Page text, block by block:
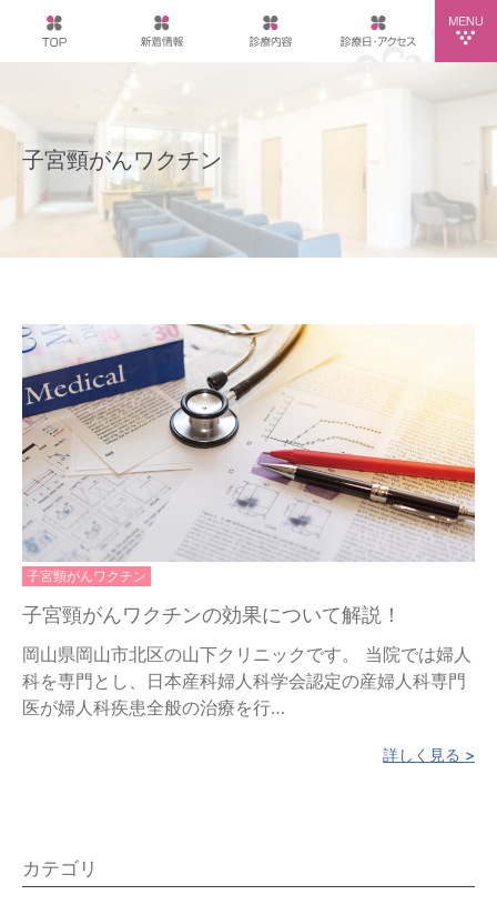
子宮頸がんワクチン
子宮頸がんワクチン
子宮頸がんワクチンの効果について解説！
岡山県岡山市北区の山下クリニックです。 当院では婦人
科を専門とし、日本産科婦人科学会認定の産婦人科専門
医が婦人科疾患全般の治療を行…
詳しく見る >
カテゴリ